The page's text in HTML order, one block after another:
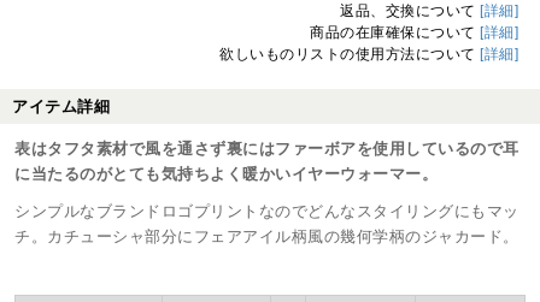
返品、交換について [詳細]
商品の在庫確保について [詳細]
欲しいものリストの使用方法について [詳細]
アイテム詳細
表はタフタ素材で風を通さず裏にはファーボアを使用しているので耳
に当たるのがとても気持ちよく暖かいイヤーウォーマー。
シンプルなブランドロゴプリントなのでどんなスタイリングにもマッ
チ。カチューシャ部分にフェアアイル柄風の幾何学柄のジャカード。